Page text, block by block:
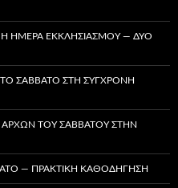
ΗΜΈΡΑ ΕΚΚΛΗΣΙΑΣΜΟΎ — ΔΎΟ
ΣΆΒΒΑΤΟ ΣΤΗ ΣΎΓΧΡΟΝΗ
ΤΟΥ ΣΑΒΒΆΤΟΥ ΣΤΗΝ
— ΠΡΑΚΤΙΚΉ ΚΑΘΟΔΉΓΗΣΗ